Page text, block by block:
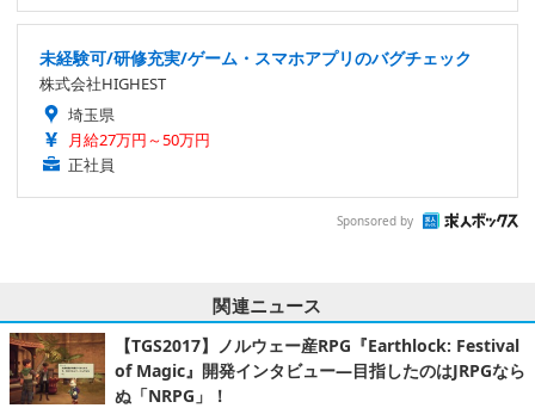
未経験可/研修充実/ゲーム・スマホアプリのバグチェック
株式会社HIGHEST
埼玉県
月給27万円～50万円
正社員
Sponsored by
関連ニュース
【TGS2017】ノルウェー産RPG『Earthlock: Festival
of Magic』開発インタビュー―目指したのはJRPGなら
ぬ「NRPG」！